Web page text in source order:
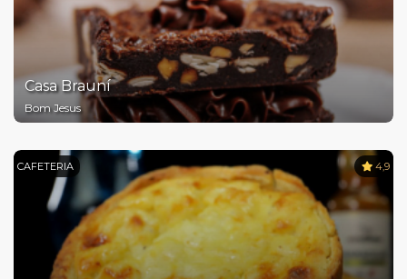
Casa Brauní
Bom Jesus
CAFETERIA 4,9